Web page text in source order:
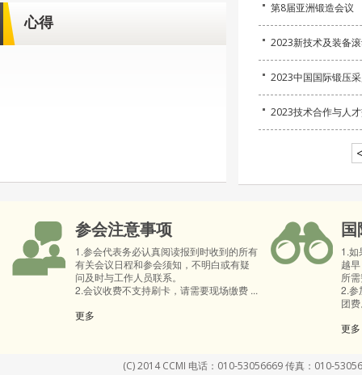
心得
第8届亚洲锻造会议
2023新技术及装备
2023中国国际锻压
2023技术合作与人
参会注意事项
1.参会代表务必认真阅读报到时收到的所有
有关会议日程和参会须知，不明白或有疑
问及时与工作人员联系。
2.会议收费不支持刷卡，请需要现场缴费 ...
更多
1.如
越
所
2.参
团
更多
(C) 2014 CCMI 电话：010-53056669 传真：010-